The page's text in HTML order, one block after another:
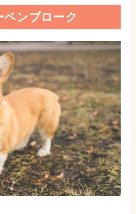
ペンブローク